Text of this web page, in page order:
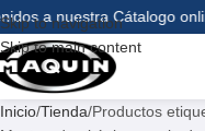
Skip to navigation
Skip to main content
a nuestra Cátalogo
Inicio Tienda Productos